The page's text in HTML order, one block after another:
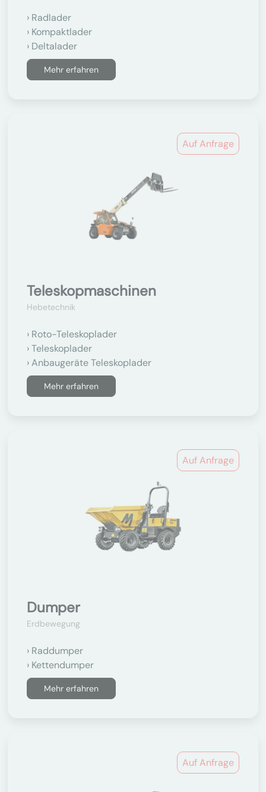
Radlader
Kompaktlader
Deltalader
Mehr erfahren
Auf Anfrage
Teleskopmaschinen
Hebetechnik
Roto-Teleskoplader
Teleskoplader
Anbaugeräte Teleskoplader
Mehr erfahren
Auf Anfrage
Dumper
Erdbewegung
Raddumper
Kettendumper
Mehr erfahren
Auf Anfrage